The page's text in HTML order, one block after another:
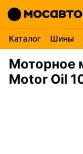
Каталог Шины
Моторное
Motor Oil